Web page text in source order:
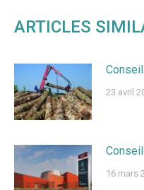
ARTICLES
23 avril
16 mars